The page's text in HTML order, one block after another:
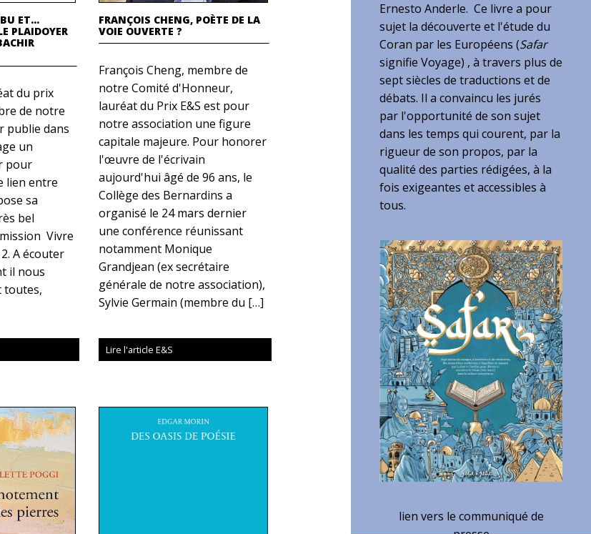
ET…
PLAIDOYER
du prix
de notre
publie dans
un
pour
lien entre
sa
bel
Vivre
A écouter
il nous
toutes,
FRANÇOIS CHENG, POÈTE DE LA
VOIE OUVERTE ?
François Cheng, membre de
notre Comité d'Honneur,
lauréat du Prix E&S est pour
notre association une figure
capitale majeure. Pour honorer
l'œuvre de l'écrivain
aujourd'hui âgé de 96 ans, le
Collège des Bernardins a
organisé le 24 mars dernier
une conférence réunissant
notamment Monique
Grandjean (ex secrétaire
générale de notre association),
Sylvie Germain (membre du […]
Lire l'article E&S
Ernesto Anderle. Ce livre a pour
sujet la découverte et l'étude du
Coran par les Européens (Safar
signifie Voyage) , à travers plus de
sept siècles de traductions et de
débats. Il a convaincu les jurés
par l'opportunité de son sujet
dans les temps qui courent, par la
rigueur de son propos, par la
qualité des parties rédigées, à la
fois exigeantes et accessibles à
tous.
lien vers le communiqué de